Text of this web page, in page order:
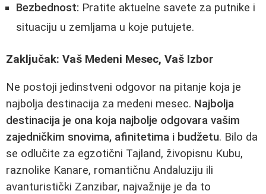
Bezbednost: Pratite aktuelne savete za putnike i
situaciju u zemljama u koje putujete.
Zaključak: Vaš Medeni Mesec, Vaš Izbor
Ne postoji jedinstveni odgovor na pitanje koja je
najbolja destinacija za medeni mesec. Najbolja
destinacija je ona koja najbolje odgovara vašim
zajedničkim snovima, afinitetima i budžetu. Bilo da
se odlučite za egzotični Tajland, živopisnu Kubu,
raznolike Kanare, romantičnu Andaluziju ili
avanturistički Zanzibar, najvažnije je da to